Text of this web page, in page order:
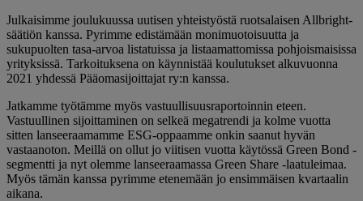
Julkaisimme joulukuussa uutisen yhteistyöstä ruotsalaisen Allbright-
säätiön kanssa. Pyrimme edistämään monimuotoisuutta ja
sukupuolten tasa-arvoa listatuissa ja listaamattomissa pohjoismaisissa
yrityksissä. Tarkoituksena on käynnistää koulutukset alkuvuonna
2021 yhdessä Pääomasijoittajat ry:n kanssa.
Jatkamme työtämme myös vastuullisuusraportoinnin eteen.
Vastuullinen sijoittaminen on selkeä megatrendi ja kolme vuotta
sitten lanseeraamamme ESG-oppaamme onkin saanut hyvän
vastaanoton. Meillä on ollut jo viitisen vuotta käytössä Green Bond -
segmentti ja nyt olemme lanseeraamassa Green Share -laatuleimaa.
Myös tämän kanssa pyrimme etenemään jo ensimmäisen kvartaalin
aikana.